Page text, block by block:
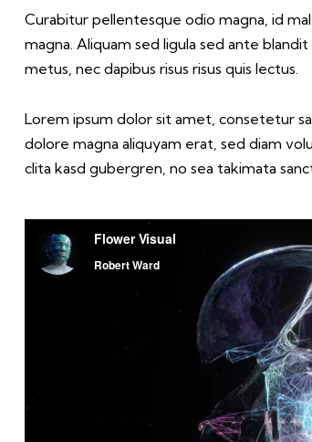
Curabitur pellentesque odio magna, id
magna. Aliquam sed ligula sed ante
metus, nec dapibus risus risus quis lectus.
Lorem ipsum dolor sit amet, consetetur
dolore magna aliquyam erat, sed diam
clita kasd gubergren, no sea takimata